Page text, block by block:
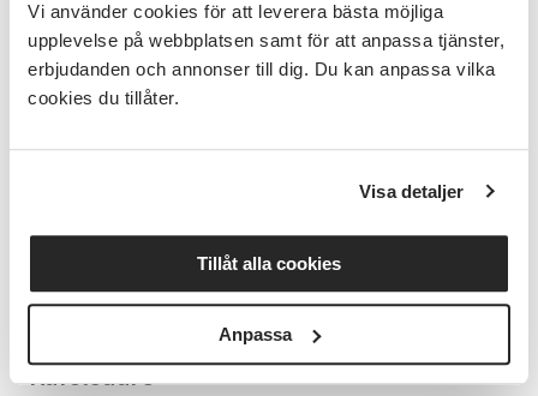
Vi använder cookies för att leverera bästa möjliga
upplevelse på webbplatsen samt för att anpassa tjänster,
erbjudanden och annonser till dig. Du kan anpassa vilka
cookies du tillåter.
Visa detaljer
Tillåt alla cookies
Anpassa
smidning, lödning, sågning och slipning. Efterhand får
du möjlighet att arbeta mer självständigt med
individuell handledning. Kan du grunderna i
hantverket, då börjar du arbeta självständigt med
ett färdigt smycke med olika tekniker och se hur
många möjligheter man kan få av silvermaterialet.
Förkunskap
Kursen kräver inga förkunskaper. Som nybörjare bör
du närvara de inledande kurstillfällena då vi går
igenom grunderna i hantverket.
Kursledare